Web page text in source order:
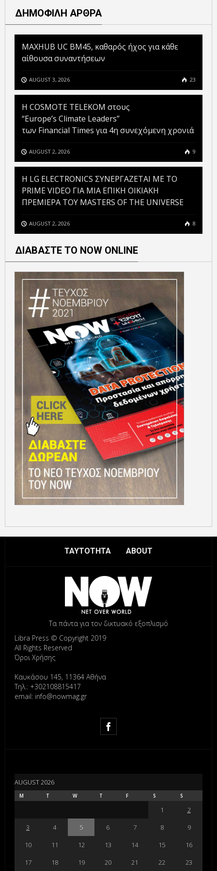
ΔΗΜΟΦΙΛΗ ΑΡΘΡΑ
MAXHUB UC BM45, καθαρός ήχος για κάθε
αίθουσα συναντήσεων
AUGUST 3, 2026 23
Η COSMOTE TELEKOM στους
“Europe’s Climate Leaders”
των Financial Times για 4η συνεχόμενη χρονιά
AUGUST 2, 2026 9
H LG ELECTRONICS ΣΥΝΕΡΓΑΖΕΤΑΙ ΜΕ ΤΟ
PRIME VIDEO ΓΙΑ ΜΙΑ ΕΠΙΚΗ ΟΙΚΙΑΚΗ
ΠΡΕΜΙΕΡΑ ΤΟΥ MASTERS OF THE UNIVERSE
AUGUST 2, 2026 8
ΔΙΑΒΑΣΤΕ ΤΟ NOW ONLINE
ΤΑΥΤΟΤΗΤΑ ABOUT
Τα πάντα για τον δικτυακό εξοπλισμό
Libra Press © Copyright 2019
All Rights Reserved
Όροι Χρήσης
Καυκάσου 145, 11364 Αθήνα
Τηλ.: +302108815417
email: info@nowmag.gr
AUGUST 2026
M T W T F S S
1
2
3
4 5 6 7 8
9
10
11 12 13 14 15
16
17
18 19 20 21 22 23